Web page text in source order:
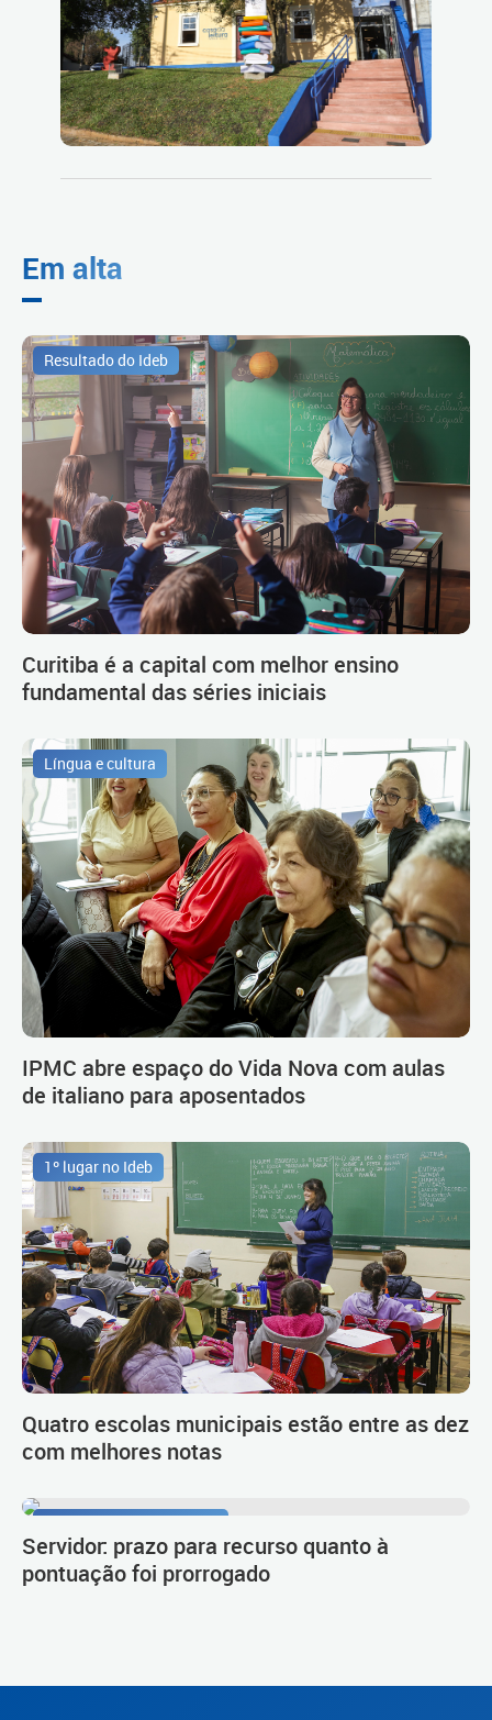
Em alta
Resultado do Ideb
Curitiba é a capital com melhor ensino
fundamental das séries iniciais
Língua e cultura
IPMC abre espaço do Vida Nova com aulas
de italiano para aposentados
1º lugar no Ideb
Quatro escolas municipais estão entre as dez
com melhores notas
Servidor: prazo para recurso quanto à
pontuação foi prorrogado